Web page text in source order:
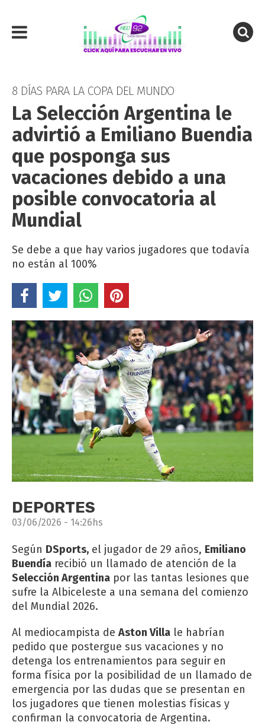
8 DÍAS PARA LA COPA DEL MUNDO
La Selección Argentina le
advirtió a Emiliano Buendia
que posponga sus
vacaciones debido a una
posible convocatoria al
Mundial
Se debe a que hay varios jugadores que todavía
no están al 100%
DEPORTES
03/06/2026 - 14:26hs
Según DSports, el jugador de 29 años, Emiliano
Buendía recibió un llamado de atención de la
Selección Argentina por las tantas lesiones que
sufre la Albiceleste a una semana del comienzo
del Mundial 2026.
Al mediocampista de Aston Villa le habrían
pedido que postergue sus vacaciones y no
detenga los entrenamientos para seguir en
forma física por la posibilidad de un llamado de
emergencia por las dudas que se presentan en
los jugadores que tienen molestias físicas y
confirman la convocatoria de Argentina.